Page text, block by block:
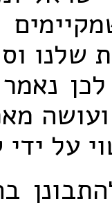
שלנו
לכן
על